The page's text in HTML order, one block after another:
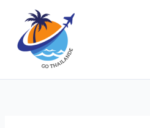
contenu